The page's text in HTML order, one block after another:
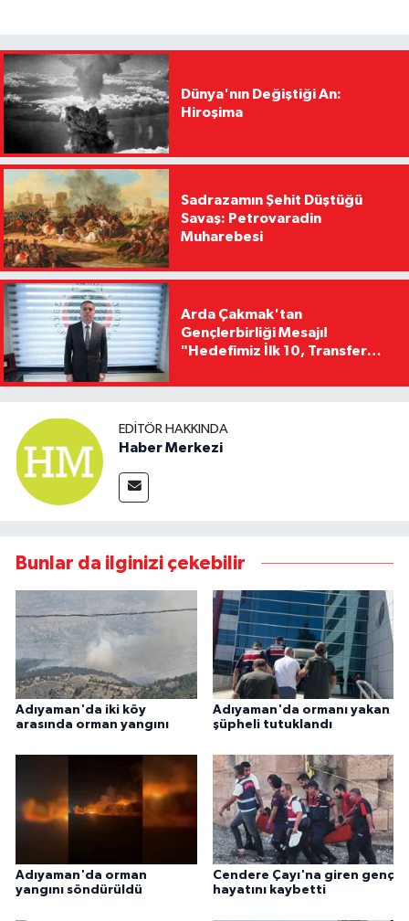
Dünya'nın Değiştiği An:
Hiroşima
Sadrazamın Şehit Düştüğü
Savaş: Petrovaradin
Muharebesi
Arda Çakmak'tan
Gençlerbirliği Mesajı!
"Hedefimiz İlk 10, Transfer
Kaldıracağız"
EDITÖR HAKKINDA
Haber Merkezi
Bunlar da ilginizi çekebilir
Adıyaman'da iki köy
arasında orman yangını
Adıyaman'da ormanı yakan
şüpheli tutuklandı
Adıyaman'da orman
yangını söndürüldü
Cendere Çayı'na giren genç
hayatını kaybetti